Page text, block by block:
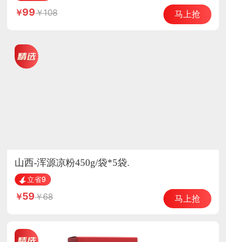
99 108 马上抢
山西-浑源凉粉450g/袋*5袋.
立省9
59 68 马上抢